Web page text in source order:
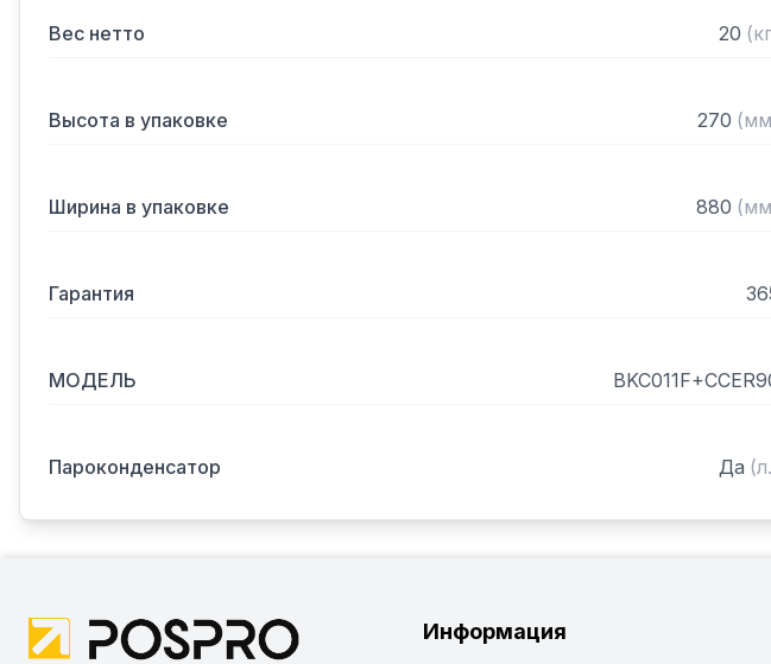
Вес нетто 20 (кг
Высота в упаковке 270 (мм
Ширина в упаковке 880 (мм
Гарантия
МОДЕЛЬ
Пароконденсатор Да (л.
Информация